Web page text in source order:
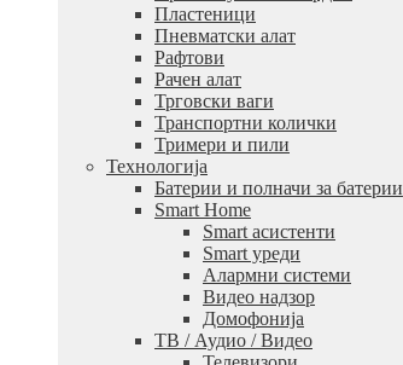
Пластеници
Пневматски алат
Рафтови
Рачен алат
Трговски ваги
Транспортни колички
Тримери и пили
Технологија
Батерии и полначи за батерии
Smart Home
Smart асистенти
Smart уреди
Алармни системи
Видео надзор
Домофонија
ТВ / Аудио / Видео